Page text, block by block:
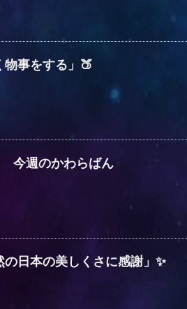
物事をする」🍑
今週のかわらばん
の日本の美しくさに感謝」✨